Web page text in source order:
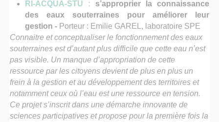
RI-ACQUA-STU : s’approprier la connaissance
des eaux souterraines pour améliorer leur
gestion - Porteur : Emilie GAREL, laboratoire SPE
Connaitre et conceptualiser le fonctionnement des eaux
souterraines est d’autant plus difficile que cette eau n’est
pas visible. Un manque d’appropriation de cette
ressource par les citoyens devient de plus en plus un
frein à la gestion et au développement des territoires et
notamment ceux où l’eau est une ressource en tension.
Ce projet s’inscrit dans une démarche innovante de
sciences participatives et propose pour la première fois la